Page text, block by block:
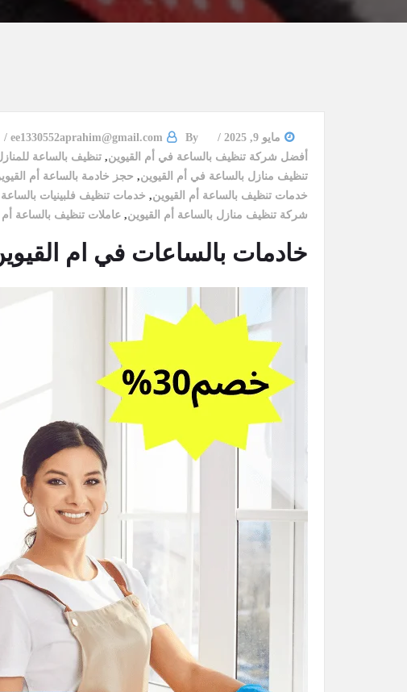
مايو 9, 2025 By
ee1330552aprahim@gmail.com
أفضل شركة تنظيف بالساعة في أم القيوين, تنظيف بالساعة
تنظيف منازل بالساعة في أم القيوين, حجز خادمة بالساعة أم
خدمات تنظيف بالساعة أم القيوين, خدمات تنظيف فلبينيات بالساعة
شركة تنظيف منازل بالساعة أم القيوين, عاملات تنظيف بالساعة أم
خادمات بالساعات في ام القيوين/0565736207/